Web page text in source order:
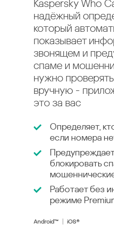
Kaspersky Who
надёжный
который
показывает
звонящем и
спаме и
нужно
вручную -
это за вас
Определяет,
если номера
блокировать
Работает без
режиме
Android™ iOS®